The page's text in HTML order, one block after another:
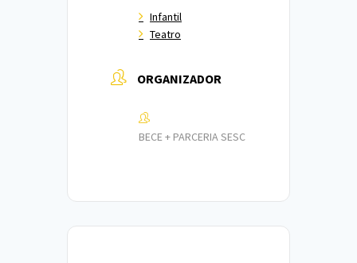
Infantil
Teatro
ORGANIZADOR
BECE + PARCERIA SESC